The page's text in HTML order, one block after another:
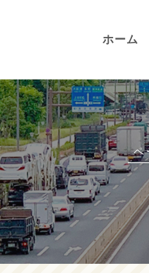
ホーム
ペ